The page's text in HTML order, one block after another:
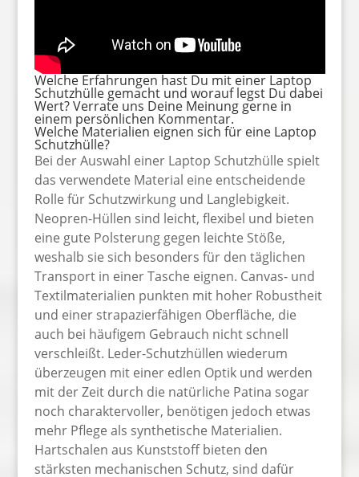
Welche Erfahrungen hast Du mit einer Laptop
Schutzhülle gemacht und worauf legst Du dabei
Wert? Verrate uns Deine Meinung gerne in
einem persönlichen Kommentar.
Welche Materialien eignen sich für eine Laptop
Schutzhülle?
Bei der Auswahl einer Laptop Schutzhülle spielt
das verwendete Material eine entscheidende
Rolle für Schutzwirkung und Langlebigkeit.
Neopren-Hüllen sind leicht, flexibel und bieten
eine gute Polsterung gegen leichte Stöße,
weshalb sie sich besonders für den täglichen
Transport in einer Tasche eignen. Canvas- und
Textilmaterialien punkten mit hoher Robustheit
und einer strapazierfähigen Oberfläche, die
auch bei häufigem Gebrauch nicht schnell
verschleißt. Leder-Schutzhüllen wiederum
überzeugen mit einer edlen Optik und werden
mit der Zeit durch die natürliche Patina sogar
noch charaktervoller, benötigen jedoch etwas
mehr Pflege als synthetische Materialien.
Hartschalen aus Kunststoff bieten den
stärksten mechanischen Schutz, sind dafür